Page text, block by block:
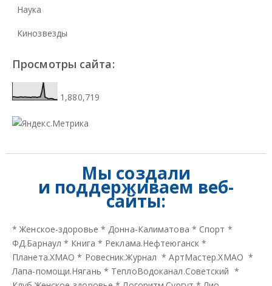
Наука
Кинозвезды
Просмотры сайта:
1,880,719
Мы создали
и поддерживаем веб-
сайты:
*Женское-здоровье * Донна-Калиматова * Спорт *
ФД.Барнаул * Книга * Реклама.Нефтеюганск *
Планета.ХМАО * Ровесник.Журнал *АртМастер.ХМАО *
Лапа-помощи.Нягань * ТеплоВодоканал.Советский *